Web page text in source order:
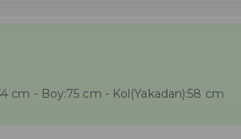
cm - Boy:75 cm - Kol(Yakadan):58 cm